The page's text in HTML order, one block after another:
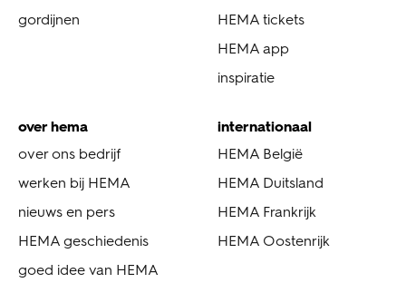
gordijnen
HEMA tickets
HEMA app
inspiratie
over hema
over ons bedrijf
werken bij HEMA
nieuws en pers
HEMA geschiedenis
goed idee van HEMA
internationaal
HEMA België
HEMA Duitsland
HEMA Frankrijk
HEMA Oostenrijk